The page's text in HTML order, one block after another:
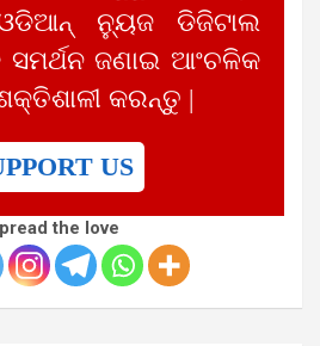
ନ୍ୟୁଜ ଡିଜିଟାଲ
ଜଣାଇ ଆଂଚଳିକ
କରନ୍ତୁ |
US
the love